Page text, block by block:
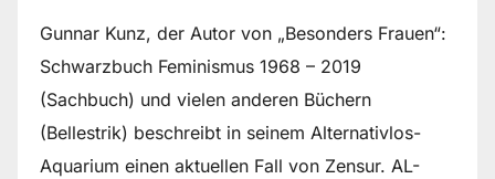
Gunnar Kunz, der Autor von „Besonders Frauen“:
Schwarzbuch Feminismus 1968 – 2019
(Sachbuch) und vielen anderen Büchern
(Bellestrik) beschreibt in seinem Alternativlos-
Aquarium einen aktuellen Fall von Zensur. AL-